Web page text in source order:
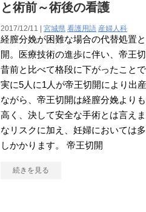
と術前～術後の看護
2017/12/11 | 宮城県 看護用語 産婦人科
経膣分娩が困難な場合の代替処置
開。医療技術の進歩に伴い、帝王
昔前と比べて格段に下がったことで
実に5人に1人が帝王切開により出
ながら、帝王切開は経膣分娩より
高く、決して安全な手術とは言え
なリスクに加え、妊婦においては
しかかります。 帝王切開
続きを見る